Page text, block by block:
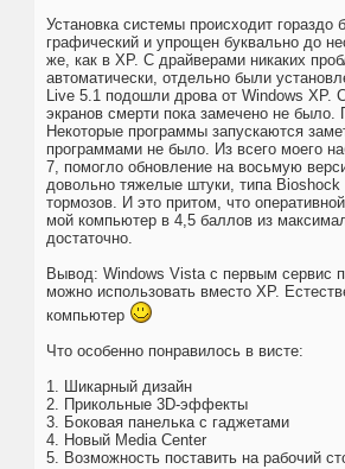
Установка системы происходит
графический и упрощен буквально до
же, как в XP. С драйверами никаких
автоматически, отдельно были
Live 5.1 подошли дрова от Windows XP.
экранов смерти пока замечено не
Некоторые программы запускаются
программами не было. Из всего моего
7, помогло обновление на восьмую
довольно тяжелые штуки, типа
тормозов. И это притом, что
мой компьютер в 4,5 баллов из
достаточно.
Вывод: Windows Vista с первым сервис
можно использовать вместо XP.
компьютер
Что особенно понравилось в висте:
1. Шикарный дизайн
2. Прикольные 3D-эффекты
3. Боковая панелька с гаджетами
4. Новый Media Center
5. Возможность поставить на рабочий